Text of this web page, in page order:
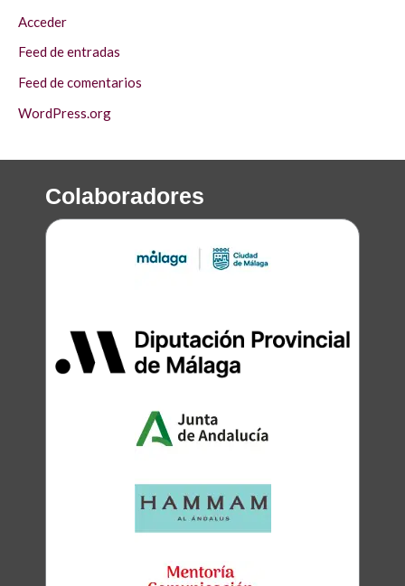
Acceder
Feed de entradas
Feed de comentarios
WordPress.org
Colaboradores